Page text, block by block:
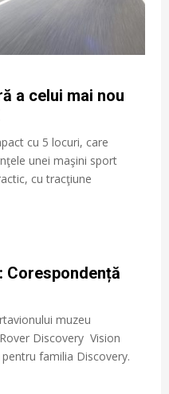
a celui mai nou
cu 5 locuri, care
unei maşini sport
cu tracţiune
Corespondență
muzeu
Discovery Vision
familia Discovery.